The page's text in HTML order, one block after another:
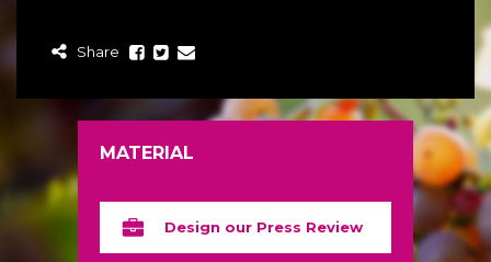
Share
MATERIAL
Design our Press Review